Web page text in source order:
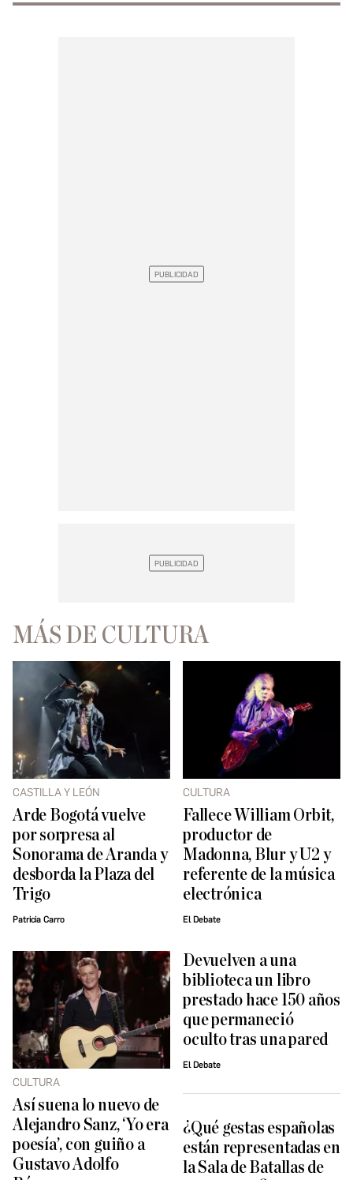
MÁS DE CULTURA
CASTILLA Y LEÓN
Arde Bogotá vuelve
por sorpresa al
Sonorama de Aranda y
desborda la Plaza del
Trigo
Patricia Carro
CULTURA
Fallece William Orbit,
productor de
Madonna, Blur y U2 y
referente de la música
electrónica
El Debate
CULTURA
Así suena lo nuevo de
Alejandro Sanz, ‘Yo era
poesía’, con guiño a
Gustavo Adolfo
Devuelven a una
biblioteca un libro
prestado hace 150 años
que permaneció
oculto tras una pared
El Debate
¿Qué gestas españolas
están representadas en
la Sala de Batallas de